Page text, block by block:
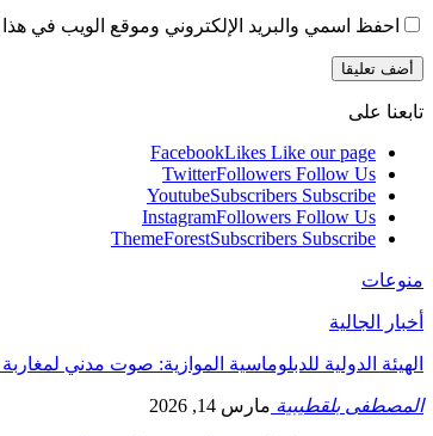
احفظ اسمي والبريد الإلكتروني وموقع الويب في
تابعنا على
FacebookLikes Like our page
TwitterFollowers Follow Us
YoutubeSubscribers Subscribe
InstagramFollowers Follow Us
ThemeForestSubscribers Subscribe
منوعات
أخبار الجالية
الهيئة الدولية للدبلوماسية الموازية: صوت مدني
المصطفى بلقطيبية مارس 14, 2026